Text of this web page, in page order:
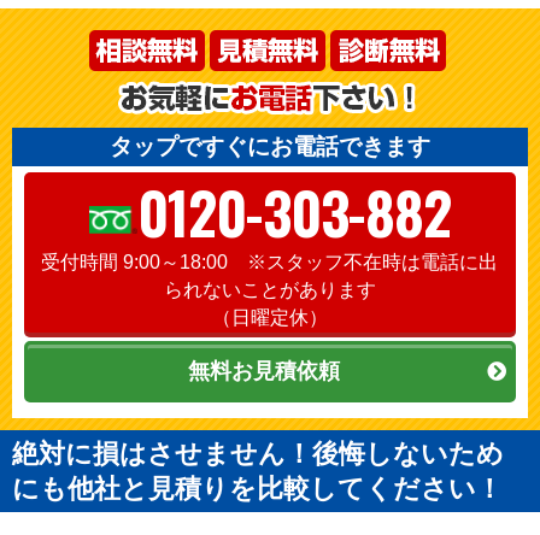
タップですぐにお電話できます
0120-303-882
受付時間 9:00～18:00 ※スタッフ不在時は電話に出
られないことがあります
（日曜定休）
無料お見積依頼
絶対に損はさせません！後悔しないため
にも他社と見積りを比較してください！